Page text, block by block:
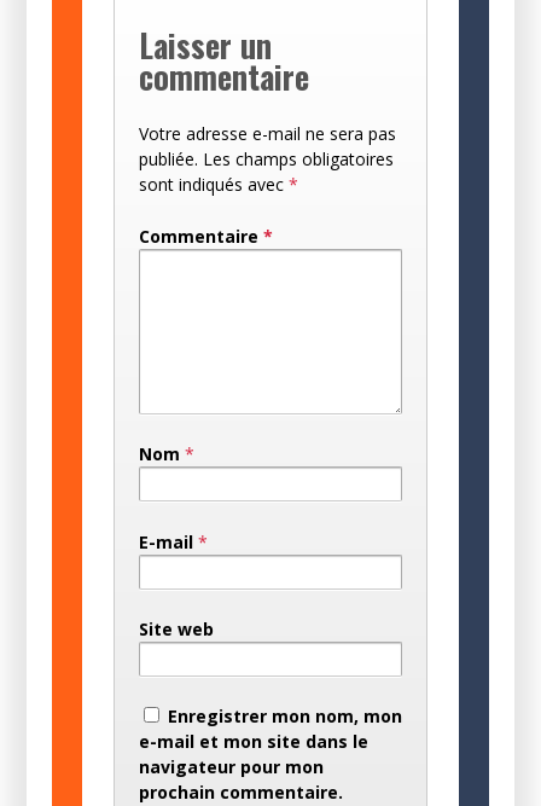
Laisser un
commentaire
Votre adresse e-mail ne sera pas
publiée. Les champs obligatoires
sont indiqués avec *
Commentaire *
Nom *
E-mail *
Site web
Enregistrer mon nom, mon
e-mail et mon site dans le
navigateur pour mon
prochain commentaire.